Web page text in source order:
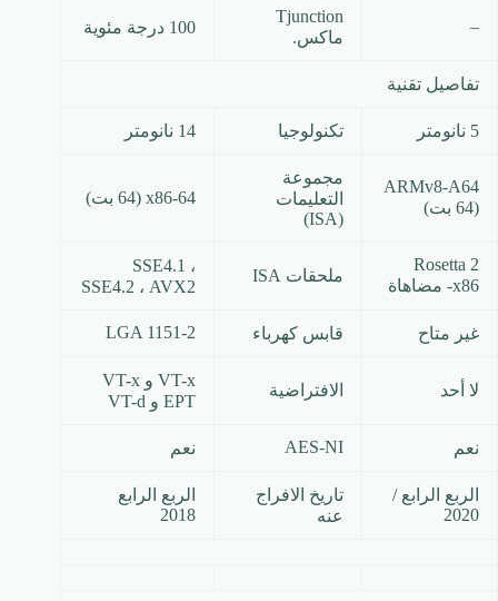
–
Tjunction
ماكس.
100 درجة مئوية
تفاصيل تقنية
5 نانومتر تكنولوجيا 14 نانومتر
ARMv8-A64
(64 بت)
مجموعة
التعليمات
(ISA)
x86-64 (64 بت)
Rosetta 2
x86- مضاهاة
ملحقات ISA
SSE4.1 ،
SSE4.2 ، AVX2
غير متاح قابس كهرباء LGA 1151-2
لا أحد الافتراضية
VT-x و VT-x
EPT و VT-d
نعم AES-NI نعم
الربع الرابع /
2020
تاريخ الافراج
عنه
الربع الرابع
2018